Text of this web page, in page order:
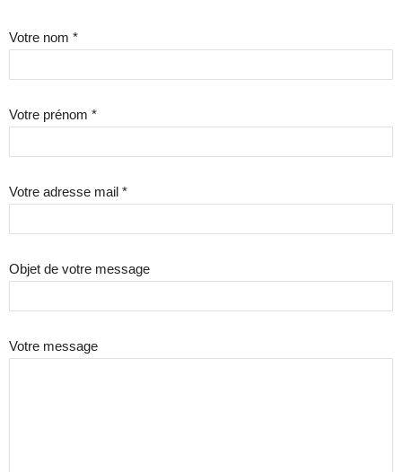
Votre nom *
Votre prénom *
Votre adresse mail *
Objet de votre message
Votre message